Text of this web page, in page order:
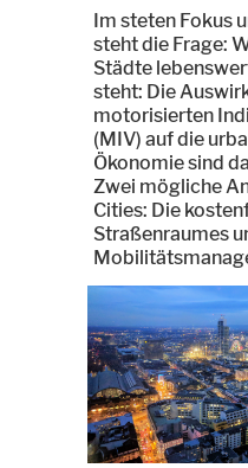
Im steten Fokus
steht die Frage:
Städte
steht: Die
motorisierten
(MIV) auf die
Ökonomie sind
Zwei mögliche
Cities: Die
Straßenraumes